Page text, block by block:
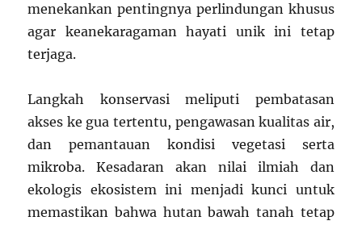
menekankan pentingnya perlindungan khusus
agar keanekaragaman hayati unik ini tetap
terjaga.
Langkah konservasi meliputi pembatasan
akses ke gua tertentu, pengawasan kualitas air,
dan pemantauan kondisi vegetasi serta
mikroba. Kesadaran akan nilai ilmiah dan
ekologis ekosistem ini menjadi kunci untuk
memastikan bahwa hutan bawah tanah tetap